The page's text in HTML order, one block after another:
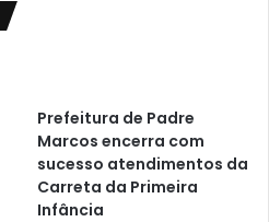
Prefeitura de Padre
Marcos encerra com
sucesso atendimentos da
Carreta da Primeira
Infância